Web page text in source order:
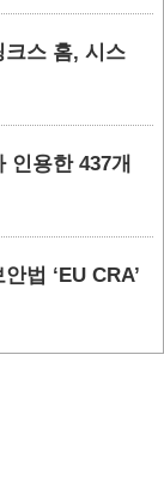
스 홈, 시스
인용한 437개
법 ‘EU CRA’